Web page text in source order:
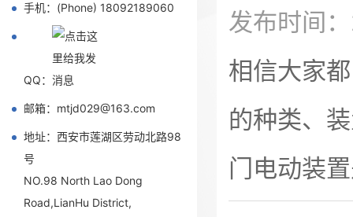
手机：(Phone) 18092189060
QQ：
邮箱：mtjd029@163.com
地址：西安市莲湖区劳动北路98
号
NO.98 North Lao Dong
Road,LianHu District,
分，关键
用小口径
设备，手
护频次低
发布时间
相信大家
的种类、
门电动装